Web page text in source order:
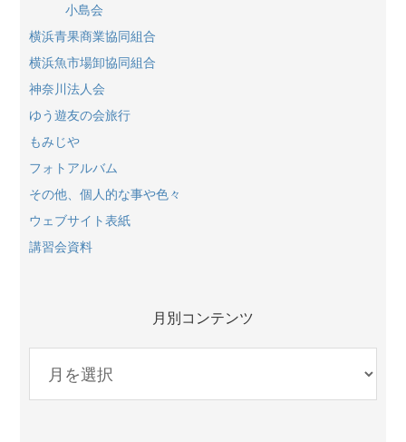
小島会
横浜青果商業協同組合
横浜魚市場卸協同組合
神奈川法人会
ゆう遊友の会旅行
もみじや
フォトアルバム
その他、個人的な事や色々
ウェブサイト表紙
講習会資料
月別コンテンツ
コ